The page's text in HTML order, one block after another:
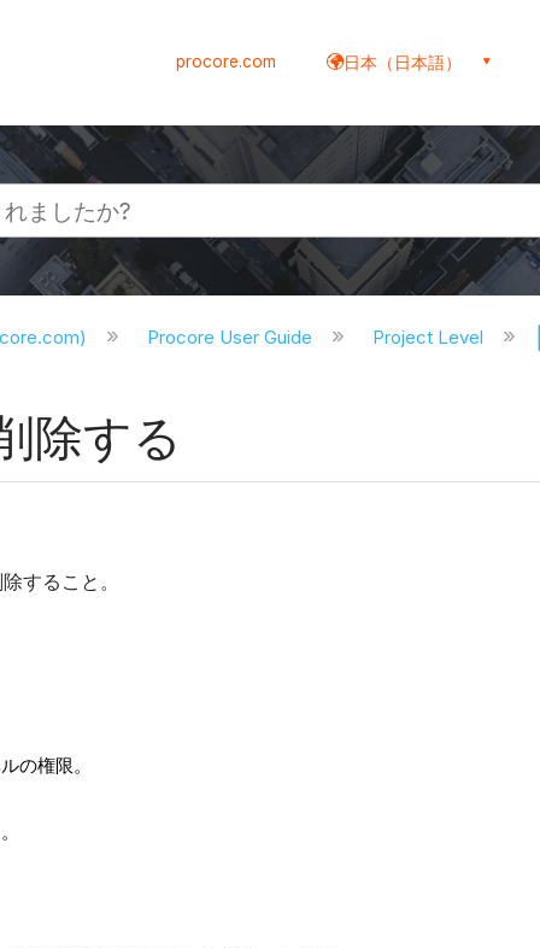
procore.com 日本（日本語）
Procore User Guide Project Level
除する
すること。
の権限。